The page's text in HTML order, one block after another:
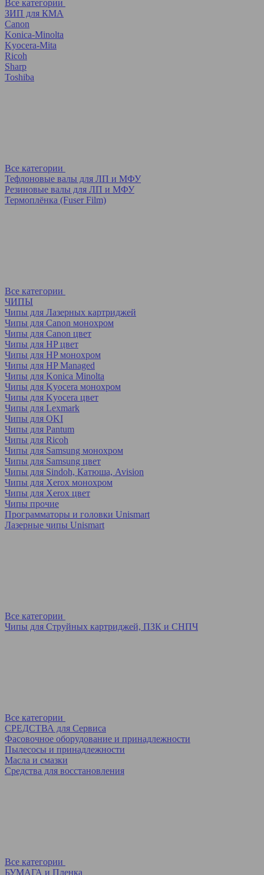
Все категории
ЗИП для КМА
Canon
Konica-Minolta
Kyocera-Mita
Ricoh
Sharp
Toshiba
Все категории
Тефлоновые валы для ЛП и МФУ
Резиновые валы для ЛП и МФУ
Термоплёнка (Fuser Film)
Все категории
ЧИПЫ
Чипы для Лазерных картриджей
Чипы для Canon монохром
Чипы для Canon цвет
Чипы для HP цвет
Чипы для HP монохром
Чипы для HP Managed
Чипы для Konica Minolta
Чипы для Kyocera монохром
Чипы для Kyocera цвет
Чипы для Lexmark
Чипы для OKI
Чипы для Pantum
Чипы для Ricoh
Чипы для Samsung монохром
Чипы для Samsung цвет
Чипы для Sindoh, Катюша, Avision
Чипы для Xerox монохром
Чипы для Xerox цвет
Чипы прочие
Программаторы и головки Unismart
Лазерные чипы Unismart
Все категории
Чипы для Струйных картриджей, ПЗК и СНПЧ
Все категории
СРЕДСТВА для Сервиса
Фасовочное оборудование и принадлежности
Пылесосы и принадлежности
Масла и смазки
Средства для восстановления
Все категории
БУМАГА и Пленка